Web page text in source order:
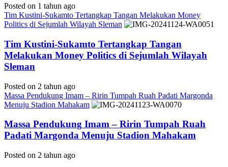
Posted on 1 tahun ago
Tim Kustini-Sukamto Tertangkap Tangan Melakukan Money
Politics di Sejumlah Wilayah Sleman
Tim Kustini-Sukamto Tertangkap Tangan
Melakukan Money Politics di Sejumlah Wilayah
Sleman
Posted on 2 tahun ago
Massa Pendukung Imam – Ririn Tumpah Ruah Padati Margonda
Menuju Stadion Mahakam
Massa Pendukung Imam – Ririn Tumpah Ruah
Padati Margonda Menuju Stadion Mahakam
Posted on 2 tahun ago